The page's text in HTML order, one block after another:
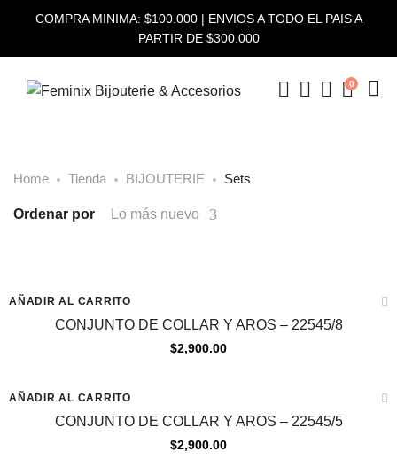
COMPRA MINIMA: $100.000 | ENVIOS A TODO EL PAIS A
PARTIR DE $300.000
0
Home Tienda BIJOUTERIE Sets
Ordenar por Lo más nuevo
AÑADIR AL CARRITO
CONJUNTO DE COLLAR Y AROS – 22545/8
$2,900.00
AÑADIR AL CARRITO
CONJUNTO DE COLLAR Y AROS – 22545/5
$2,900.00